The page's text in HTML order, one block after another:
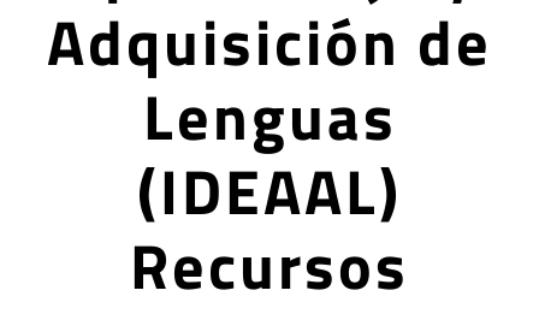
Adquisición de
Lenguas
(IDEAAL)
Recursos